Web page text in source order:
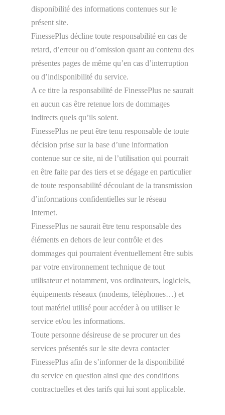
disponibilité des informations contenues sur le
présent site.
FinessePlus décline toute responsabilité en cas de
retard, d’erreur ou d’omission quant au contenu des
présentes pages de même qu’en cas d’interruption
ou d’indisponibilité du service.
A ce titre la responsabilité de FinessePlus ne saurait
en aucun cas être retenue lors de dommages
indirects quels qu’ils soient.
FinessePlus ne peut être tenu responsable de toute
décision prise sur la base d’une information
contenue sur ce site, ni de l’utilisation qui pourrait
en être faite par des tiers et se dégage en particulier
de toute responsabilité découlant de la transmission
d’informations confidentielles sur le réseau
Internet.
FinessePlus ne saurait être tenu responsable des
éléments en dehors de leur contrôle et des
dommages qui pourraient éventuellement être subis
par votre environnement technique de tout
utilisateur et notamment, vos ordinateurs, logiciels,
équipements réseaux (modems, téléphones…) et
tout matériel utilisé pour accéder à ou utiliser le
service et/ou les informations.
Toute personne désireuse de se procurer un des
services présentés sur le site devra contacter
FinessePlus afin de s’informer de la disponibilité
du service en question ainsi que des conditions
contractuelles et des tarifs qui lui sont applicable.